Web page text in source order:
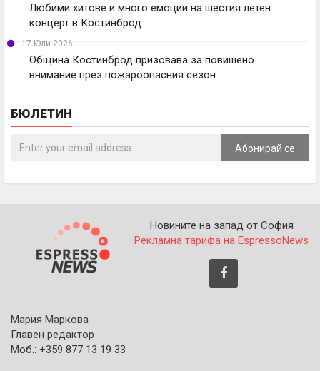
Любими хитове и много емоции на шестия летен
концерт в Костинброд
17 Юли 2026
Община Костинброд призовава за повишено
внимание през пожароопасния сезон
БЮЛЕТИН
Абонирай се
Новините на запад от София
Рекламна тарифа на EspressoNews
Мария Маркова
Главен редактор
Моб.: +359 877 13 19 33